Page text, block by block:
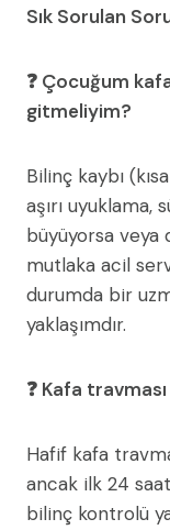
Sık Sorulan
❓ Çocuğum
gitmeliyim?
Bilinç kaybı
aşırı uyuklama,
büyüyorsa veya
mutlaka acil
durumda bir
yaklaşımdır.
❓ Kafa
Hafif kafa
ancak ilk 24
bilinç kontrolü